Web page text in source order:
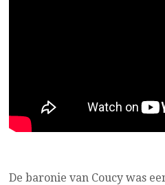
De baronie van Coucy was